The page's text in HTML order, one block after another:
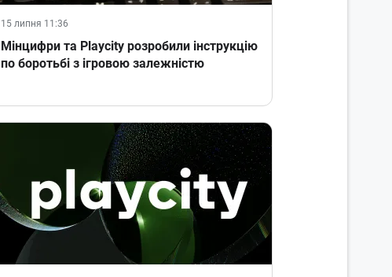
15 липня 11:36
Мінцифри та Playcity розробили інструкцію
по боротьбі з ігровою залежністю